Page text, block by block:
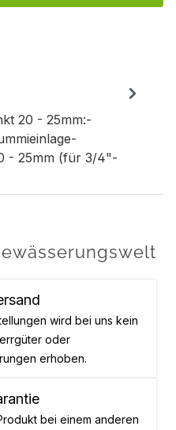
20 - 25mm:-
- 25mm (für 3/4"-
wird bei uns kein
oder
erhoben.
bei einem anderen